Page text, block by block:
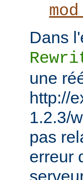
Dans
une
http://
1.2.3/
pas
erreur